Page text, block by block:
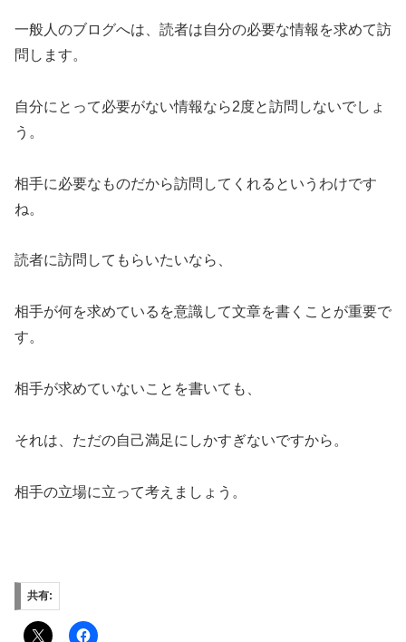
一般人のブログへは、読者は自分の必要な情報を求めて訪
問します。
自分にとって必要がない情報なら2度と訪問しないでしょ
う。
相手に必要なものだから訪問してくれるというわけです
ね。
読者に訪問してもらいたいなら、
相手が何を求めているを意識して文章を書くことが重要で
す。
相手が求めていないことを書いても、
それは、ただの自己満足にしかすぎないですから。
相手の立場に立って考えましょう。
共有: